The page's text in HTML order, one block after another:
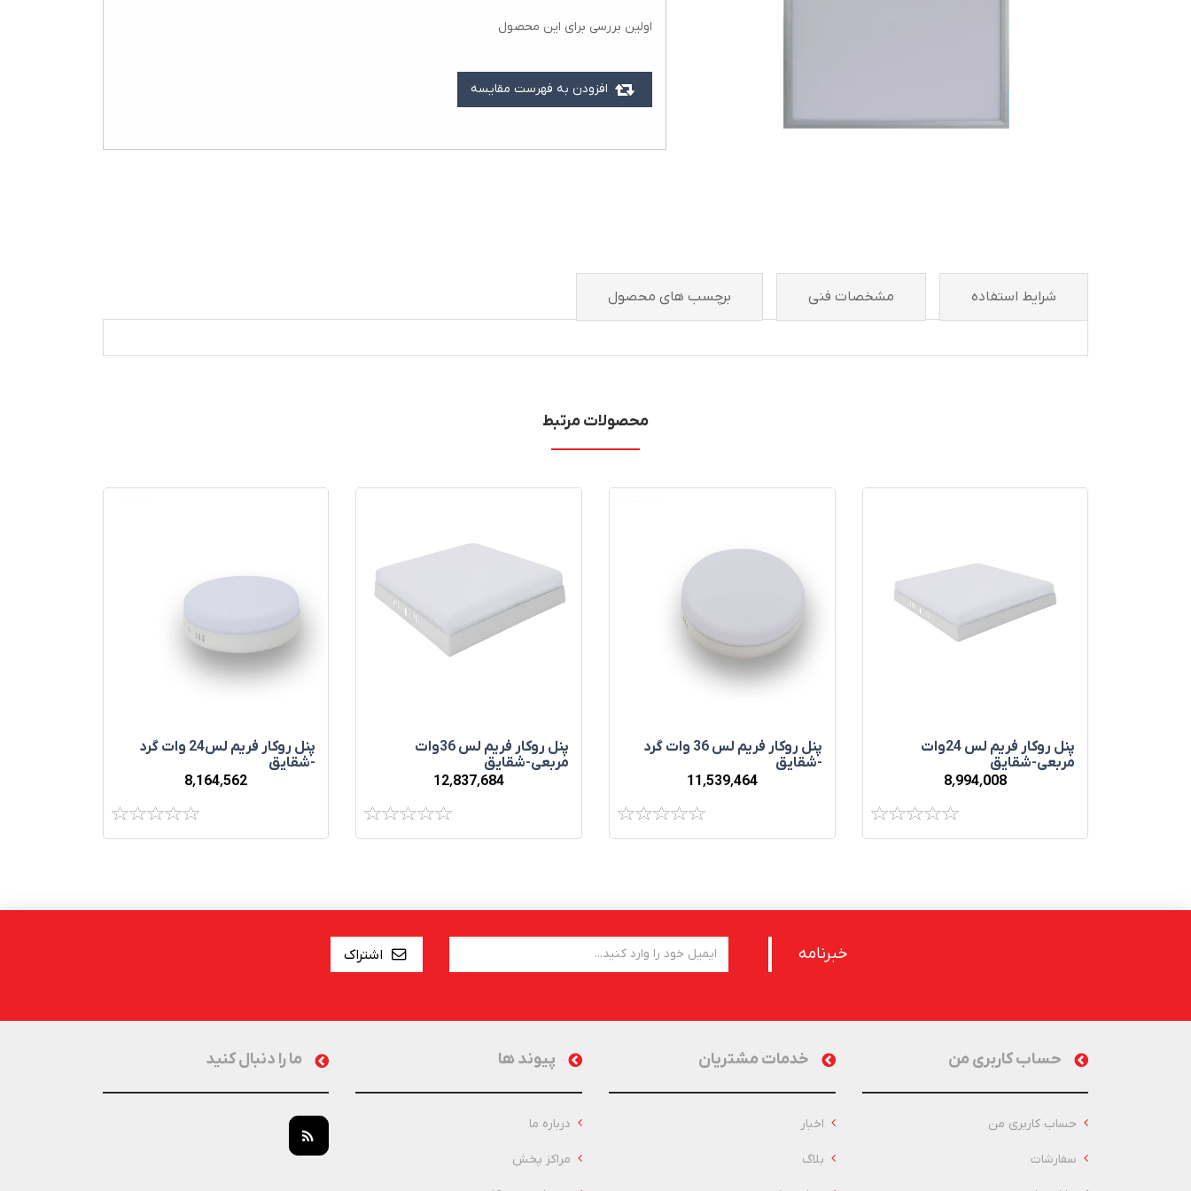
افزودن به فهرست مقایسه
اولین بررسی برای این محصول
شرايط استفاده مشخصات فنی برچسب های محصول
محصولات مرتبط
پنل روکار فريم لس 24وات
مربعی-شقايق
8٬994٬008
پنل روکار فريم لس 36 وات گرد
-شقايق
11٬539٬464
پنل روکار فريم لس 36وات
مربعی-شقايق
12٬837٬684
پنل روکار فريم لس24 وات گرد
-شقايق
8٬164٬562
خبرنامه اشتراک
حساب کاربری من
حساب کاربری من
سفارشات
خدمات مشتریان
اخبار
بلاگ
پیوند ها
درباره ما
مراکز پخش
ما را دنبال کنید